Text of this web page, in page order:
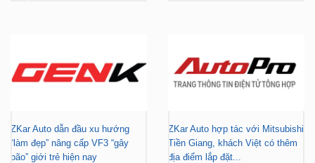
ZKar Auto hợp tác với Mitsubishi